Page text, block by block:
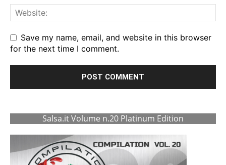
Save my name, email, and website in this browser
for the next time I comment.
Salsa.it Volume n.20 Platinum Edition